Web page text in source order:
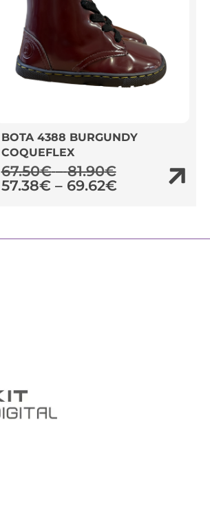
BOTA 4388 BURGUNDY
COQUEFLEX
67.50€ – 81.90€
57.38€ – 69.62€